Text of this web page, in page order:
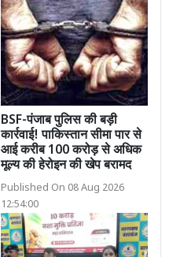
BSF-पंजाब पुलिस की बड़ी
कार्रवाई! पाकिस्तान सीमा पार से
आई करीब 100 करोड़ से अधिक
मूल्य की हेरोइन की खेप बरामद
Published On 08 Aug 2026
12:54:00